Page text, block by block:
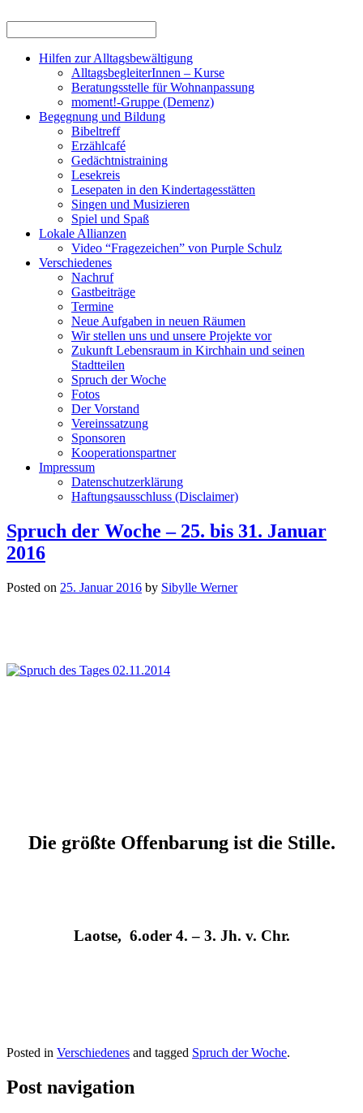
Hilfen zur Alltagsbewältigung
AlltagsbegleiterInnen – Kurse
Beratungsstelle für Wohnanpassung
moment!-Gruppe (Demenz)
Begegnung und Bildung
Bibeltreff
Erzählcafé
Gedächtnistraining
Lesekreis
Lesepaten in den Kindertagesstätten
Singen und Musizieren
Spiel und Spaß
Lokale Allianzen
Video “Fragezeichen” von Purple Schulz
Verschiedenes
Nachruf
Gastbeiträge
Termine
Neue Aufgaben in neuen Räumen
Wir stellen uns und unsere Projekte vor
Zukunft Lebensraum in Kirchhain und seinen
Stadtteilen
Spruch der Woche
Fotos
Der Vorstand
Vereinssatzung
Sponsoren
Kooperationspartner
Impressum
Datenschutzerklärung
Haftungsausschluss (Disclaimer)
Spruch der Woche – 25. bis 31. Januar
2016
Posted on 25. Januar 2016 by Sibylle Werner
Die größte Offenbarung ist die Stille.
Laotse, 6.oder 4. – 3. Jh. v. Chr.
Posted in Verschiedenes and tagged Spruch der Woche.
Post navigation